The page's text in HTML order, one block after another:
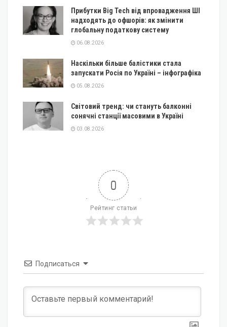
Прибутки Big Tech від впровадження ШІ
надходять до офшорів: як змінити
глобальну податкову систему
06.08.2026
Наскільки більше балістики стала
запускати Росія по Україні – інфографіка
05.08.2026
Світовий тренд: чи стануть балконні
сонячні станції масовими в Україні
03.08.2026
0
Рейтинг статьи
Подписаться